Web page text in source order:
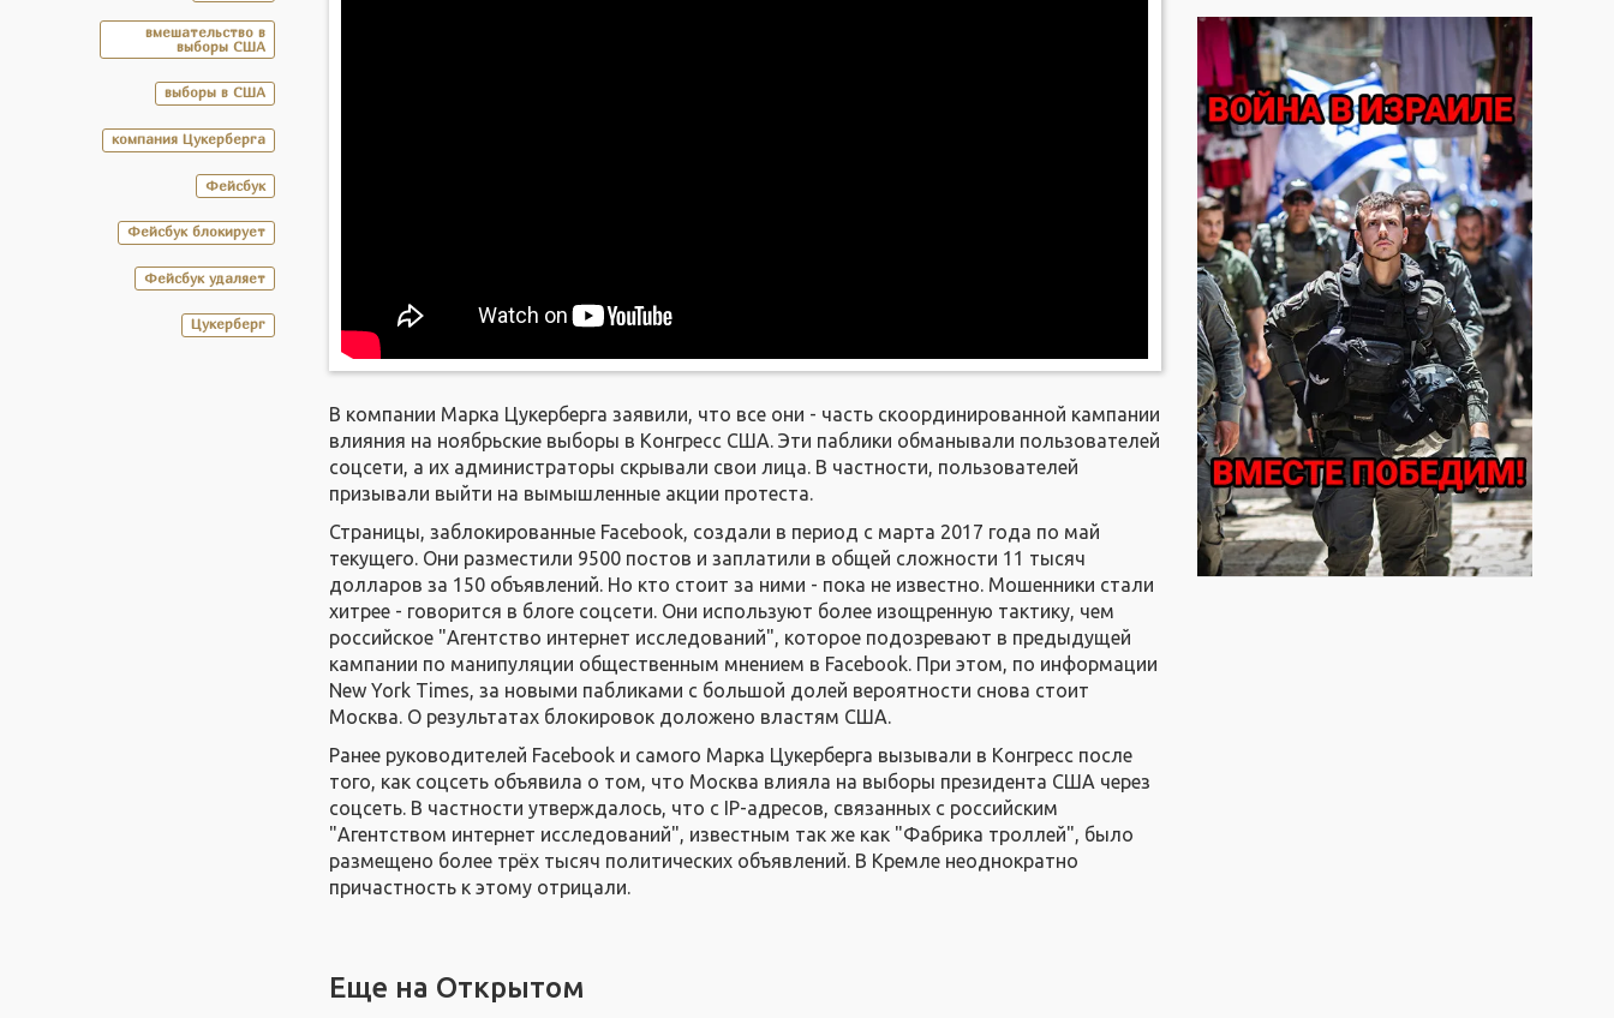
вмешательство в
выборы США
выборы в США
компания Цукерберга
Фейсбук
Фейсбук блокирует
Фейсбук удаляет
Цукерберг
В компании Марка Цукерберга заявили, что все они - часть скоординированной кампании
влияния на ноябрьские выборы в Конгресс США. Эти паблики обманывали пользователей
соцсети, а их администраторы скрывали свои лица. В частности, пользователей
призывали выйти на вымышленные акции протеста.
Страницы, заблокированные Facebook, создали в период с марта 2017 года по май
текущего. Они разместили 9500 постов и заплатили в общей сложности 11 тысяч
долларов за 150 объявлений. Но кто стоит за ними - пока не известно. Мошенники стали
хитрее - говорится в блоге соцсети. Они используют более изощренную тактику, чем
российское "Агентство интернет исследований", которое подозревают в предыдущей
кампании по манипуляции общественным мнением в Facebook. При этом, по информации
New York Times, за новыми пабликами с большой долей вероятности снова стоит
Москва. О результатах блокировок доложено властям США.
Ранее руководителей Facebook и самого Марка Цукерберга вызывали в Конгресс после
того, как соцсеть объявила о том, что Москва влияла на выборы президента США через
соцсеть. В частности утверждалось, что с IP-адресов, связанных с российским
"Агентством интернет исследований", известным так же как "Фабрика троллей", было
размещено более трёх тысяч политических объявлений. В Кремле неоднократно
причастность к этому отрицали.
Еще на Открытом